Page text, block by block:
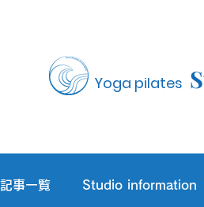
Yoga pilates
記事一覧 Studio information